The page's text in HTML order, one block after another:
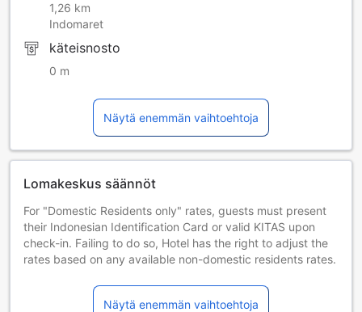
1,26 km
Indomaret
käteisnosto
0 m
Näytä enemmän vaihtoehtoja
Lomakeskus säännöt
For "Domestic Residents only" rates, guests must present
their Indonesian Identification Card or valid KITAS upon
check-in. Failing to do so, Hotel has the right to adjust the
rates based on any available non-domestic residents rates.
Sylilapset 0–1 vuotta [sisältyy]
Lapsi voi majoittua ilman lisämaksua, jos lisävuodetta ei
Näytä enemmän vaihtoehtoja